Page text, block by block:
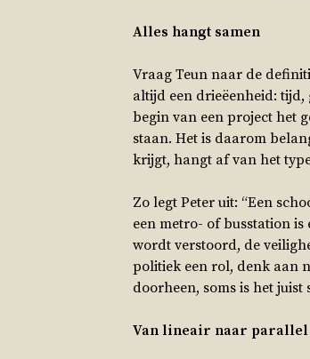
Alles hangt samen
Vraag Teun naar de
altijd een drieëenheid:
begin van een project het
staan. Het is daarom
krijgt, hangt af van het
Zo legt Peter uit: “Een
een metro- of busstation
wordt verstoord, de
politiek een rol, denk aan
doorheen, soms is het
Van lineair naar parallel